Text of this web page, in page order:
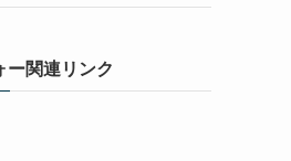
ー関連リンク